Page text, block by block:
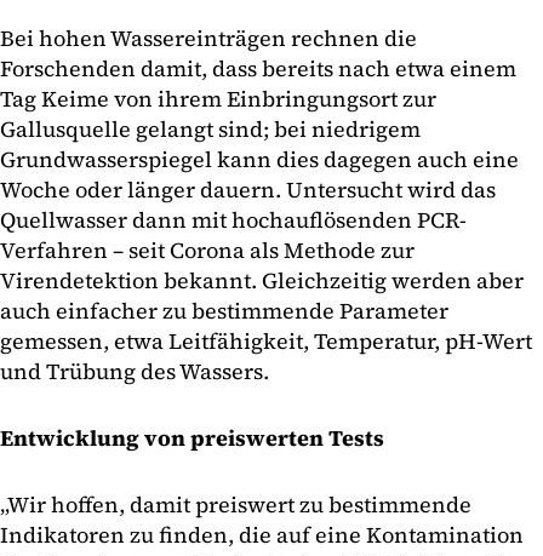
Bei hohen Wassereinträgen rechnen die
Forschenden damit, dass bereits nach etwa einem
Tag Keime von ihrem Einbringungsort zur
Gallusquelle gelangt sind; bei niedrigem
Grundwasserspiegel kann dies dagegen auch eine
Woche oder länger dauern. Untersucht wird das
Quellwasser dann mit hochauflösenden PCR-
Verfahren – seit Corona als Methode zur
Virendetektion bekannt. Gleichzeitig werden aber
auch einfacher zu bestimmende Parameter
gemessen, etwa Leitfähigkeit, Temperatur, pH-Wert
und Trübung des Wassers.
Entwicklung von preiswerten Tests
„Wir hoffen, damit preiswert zu bestimmende
Indikatoren zu finden, die auf eine Kontamination